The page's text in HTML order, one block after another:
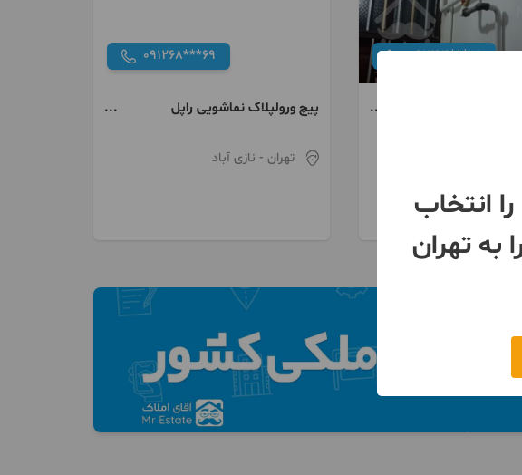
091294***51
و آب نازی آباد خزانه
091268***69
پیچ ورولپلاک نماشویی راپل
تهران - نازی آباد
انتخاب
به تهران